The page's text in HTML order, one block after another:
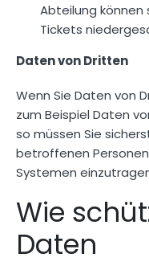
Abteilung können
Tickets
Daten von Dritten
Wenn Sie Daten von
zum Beispiel Daten
so müssen Sie
betroffenen
Systemen
Wie
Daten